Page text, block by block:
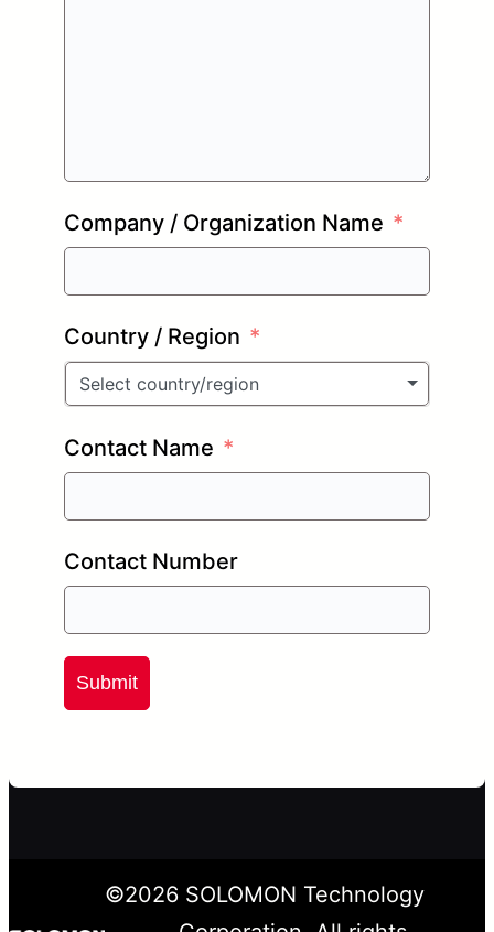
Company / Organization Name
Country / Region
Select country/region
Contact Name
Contact Number
Submit
©2026SOLOMON Technology